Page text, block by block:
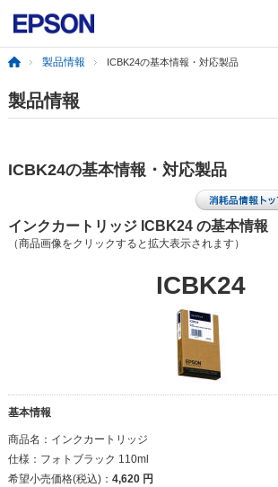
製品情報 ICBK24の基本情報・対応製品
製品情報
ICBK24の基本情報・対応製品
インクカートリッジ ICBK24 の基本情報
（商品画像をクリックすると拡大表示されます）
ICBK24
基本情報
商品名： インクカートリッジ
仕様： フォトブラック 110ml
希望小売価格(税込)： 4,620 円